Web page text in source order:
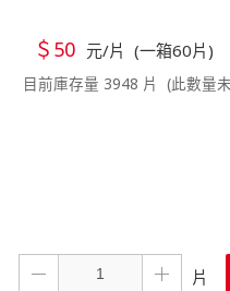
＄50 元/片 (一箱60片)
目前庫存量 3948 片 (此數量